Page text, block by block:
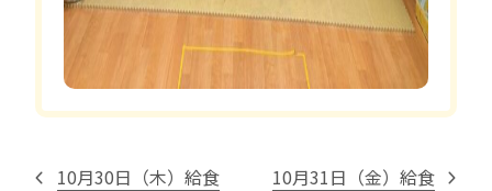
10月30日（木）給食 10月31日（金）給食